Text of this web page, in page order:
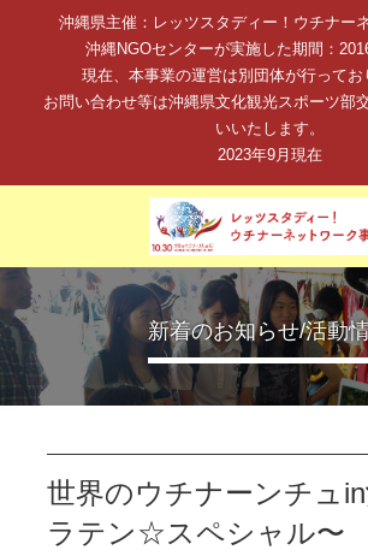
沖縄県主催：レッツスタディー！ウチナー
沖縄NGOセンターが実施した期間：
現在、本事業の運営は別団体が行ってお
お問い合わせ等は沖縄県文化観光スポーツ部
いいたします。
2023年9月現在
新着のお知らせ/活動
世界のウチナーンチュ
ラテン☆スペシャル〜